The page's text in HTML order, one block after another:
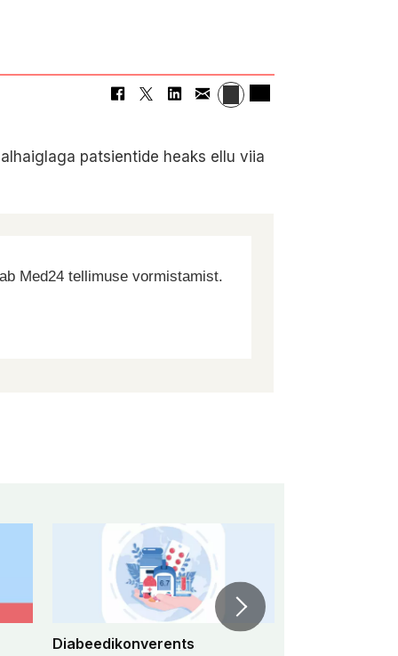
patsientide heaks ellu viia
Med24 tellimuse vormistamist.
Diabeedikonverents